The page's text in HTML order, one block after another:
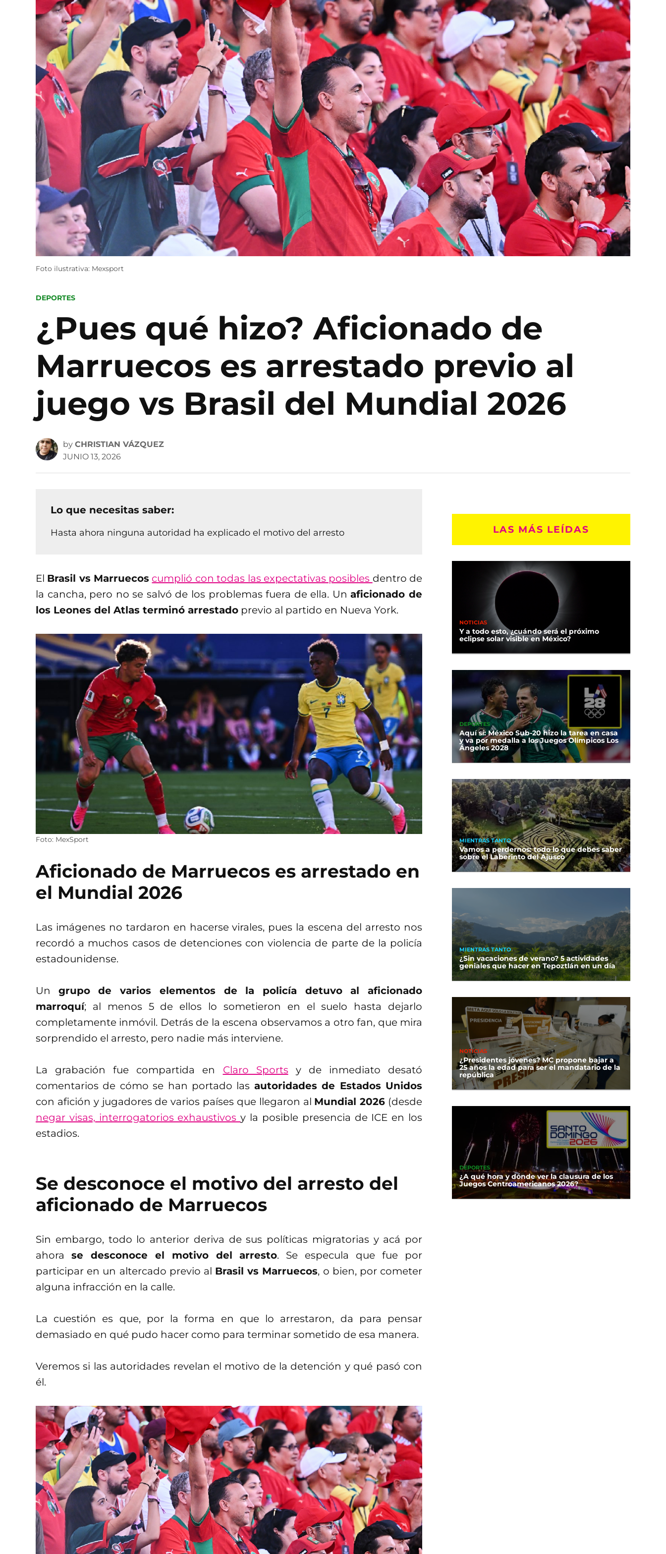
Foto ilustrativa: Mexsport
POSTED
DEPORTES
¿Pues qué hizo? Aficionado de
Marruecos es arrestado previo al
juego vs Brasil del Mundial 2026
by CHRISTIAN VÁZQUEZ
JUNIO 13, 2026
Lo que necesitas saber:
Hasta ahora ninguna autoridad ha explicado el motivo del arresto
El Brasil vs Marruecos cumplió con todas las expectativas posibles dentro de
la cancha, pero no se salvó de los problemas fuera de ella. Unaficionado de
los Leones del Atlas terminó arrestado previo al partido en Nueva York.
Foto: MexSport
Aficionado de Marruecos es arrestado en
el Mundial 2026
Las imágenes no tardaron en hacerse virales, pues la escena del arresto nos
recordó a muchos casos de detenciones con violencia de parte de la policía
estadounidense.
Un grupo de varios elementos de la policía detuvo al aficionado
marroquí; al menos 5 de ellos lo sometieron en el suelo hasta dejarlo
completamente inmóvil. Detrás de la escena observamos a otro fan, que mira
sorprendido el arresto, pero nadie más interviene.
La grabación fue compartida en Claro Sports y de inmediato desató
comentarios de cómo se han portado las autoridades de Estados Unidos
con afición y jugadores de varios países que llegaron al Mundial 2026 (desde
negar visas, interrogatorios exhaustivosy la posible presencia de ICE en los
estadios.
Se desconoce el motivo del arresto del
aficionado de Marruecos
Sin embargo, todo lo anterior deriva de sus políticas migratorias y acá por
ahora se desconoce el motivo del arresto. Se especula que fue por
participar en un altercado previo al Brasil vs Marruecos, o bien, por cometer
alguna infracción en la calle.
La cuestión es que, por la forma en que lo arrestaron, da para pensar
demasiado en qué pudo hacer como para terminar sometido de esa manera.
Veremos si las autoridades revelan el motivo de la detención y qué pasó con
él.
LAS MÁS LEÍDAS
NOTICIAS
Y a todo esto, ¿cuándo será el próximo
eclipse solar visible en México?
DEPORTES
Aquí sí: México Sub-20 hizo la tarea en casa
y va por medalla a los Juegos Olímpicos Los
Ángeles 2028
MIENTRAS TANTO
Vamos a perdernos: todo lo que debes saber
sobre el Laberinto del Ajusco
MIENTRAS TANTO
¿Sin vacaciones de verano? 5 actividades
geniales que hacer en Tepoztlán en un día
NOTICIAS
¿Presidentes jóvenes? MC propone bajar a
25 años la edad para ser el mandatario de la
república
DEPORTES
¿A qué hora y dónde ver la clausura de los
Juegos Centroamericanos 2026?